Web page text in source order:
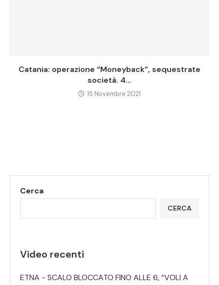
Catania: operazione “Moneyback”, sequestrate
società. 4...
15 Novembre 2021
Cerca
CERCA
Video recenti
ETNA - SCALO BLOCCATO FINO ALLE 6, “VOLI A